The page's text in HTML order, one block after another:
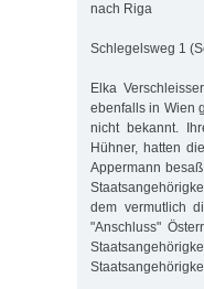
nach Riga
Schlegelsweg 1
Elka
ebenfalls in Wien
nicht bekannt.
Hühner, hatten
Appermann
dem vermutlich
"Anschluss"